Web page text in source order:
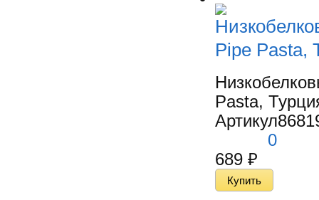
Pipe Pasta,
Pasta,
Артикул
0
689 ₽